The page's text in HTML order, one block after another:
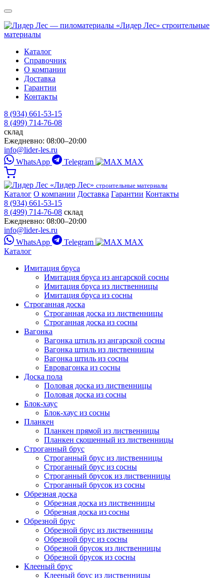
«Лидер Лес» строительные
материалы
Каталог
Справочник
О компании
Доставка
Гарантии
Контакты
8 (934) 661-53-15
8 (499) 714-76-08
склад
Ежедневно: 08:00–20:00
info@lider-les.ru
WhatsApp
Telegram MAX
«Лидер Лес» строительные материалы
Каталог О компании Доставка Гарантии Контакты
8 (934) 661-53-15
8 (499) 714-76-08 склад
Ежедневно: 08:00–20:00
info@lider-les.ru
WhatsApp
Telegram
MAX
Каталог
Имитация бруса
Имитация бруса из ангарской сосны
Имитация бруса из лиственницы
Имитация бруса из сосны
Строганная доска
Строганная доска из лиственницы
Строганная доска из сосны
Вагонка
Вагонка штиль из ангарской сосны
Вагонка штиль из лиственницы
Вагонка штиль из сосны
Евровагонка из сосны
Доска пола
Половая доска из лиственницы
Половая доска из сосны
Блок-хаус
Блок-хаус из сосны
Планкен
Планкен прямой из лиственницы
Планкен скошенный из лиственницы
Строганный брус
Строганный брус из лиственницы
Строганный брус из сосны
Строганный брусок из лиственницы
Строганный брусок из сосны
Обрезная доска
Обрезная доска из лиственницы
Обрезная доска из сосны
Обрезной брус
Обрезной брус из лиственницы
Обрезной брус из сосны
Обрезной брусок из лиственницы
Обрезной брусок из сосны
Клееный брус
Клееный брус из лиственницы